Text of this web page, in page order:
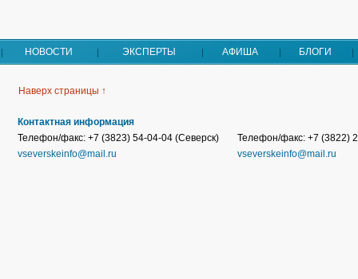
НОВОСТИ ЭКСПЕРТЫ АФИША БЛОГИ
Наверх страницы ↑
Контактная информация
Телефон/факс: +7 (3823) 54-04-04 (Северск)
vseverskeinfo@mail.ru
Телефон/факс: +7 (3822)
vseverskeinfo@mail.ru